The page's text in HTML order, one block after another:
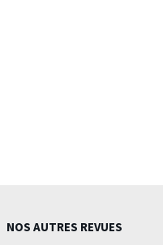
NOS AUTRES REVUES